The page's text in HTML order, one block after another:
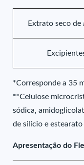
Extrato seco de
*Corresponde a 35
**Celulose
sódica,
de silício e estearato
Apresentação do